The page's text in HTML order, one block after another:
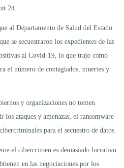
24.
al Departamento de Salud del Estado
se secuestraron los expedientes de las
al Covid-19, lo que trajo como
el número de contagiados, muertes y
y organizaciones no tomen
los ataques y amenazas, el ransomware
para el secuestro de datos.
el cibercrimen es demasiado lucrativo
en las negociaciones por los